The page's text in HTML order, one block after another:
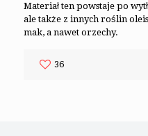
Materiał ten powstaje po
ale także z innych roślin
mak, a nawet orzechy.
36